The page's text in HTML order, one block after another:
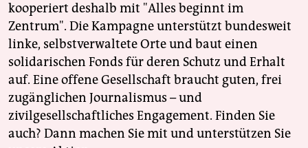
kooperiert deshalb mit "Alles beginnt im
Zentrum". Die Kampagne unterstützt bundesweit
linke, selbstverwaltete Orte und baut einen
solidarischen Fonds für deren Schutz und Erhalt
auf. Eine offene Gesellschaft braucht guten, frei
zugänglichen Journalismus – und
zivilgesellschaftliches Engagement. Finden Sie
auch? Dann machen Sie mit und unterstützen Sie